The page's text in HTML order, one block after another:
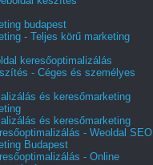
budapest
- Teljes körű marketing
keresőoptimalizálás
- Céges és személyes
és keresőmarketing
és keresőmarketing
- Weoldal SEO
Budapest
- Online